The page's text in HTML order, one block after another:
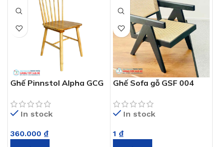
Ghế Pinnstol Alpha GCG
In stock
360.000 ₫
Ghế Sofa gỗ GSF 004
In stock
1 ₫